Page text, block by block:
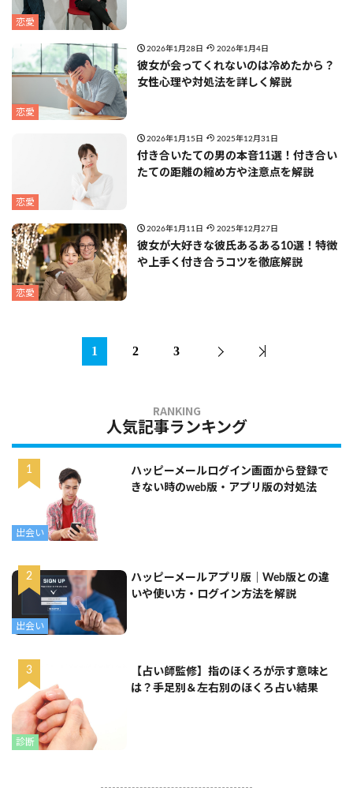
恋愛
恋愛
2026年1月28日 2026年1月4日
彼女が会ってくれないのは冷めたから？
女性心理や対処法を詳しく解説
恋愛
2026年1月15日 2025年12月31日
付き合いたての男の本音11選！付き合い
たての距離の縮め方や注意点を解説
恋愛
2026年1月11日 2025年12月27日
彼女が大好きな彼氏あるある10選！特徴
や上手く付き合うコツを徹底解説
1 2 3
人気記事ランキング
出会い
ハッピーメールログイン画面から登録で
きない時のweb版・アプリ版の対処法
出会い
ハッピーメールアプリ版｜Web版との違
いや使い方・ログイン方法を解説
診断
【占い師監修】指のほくろが示す意味と
は？手足別＆左右別のほくろ占い結果